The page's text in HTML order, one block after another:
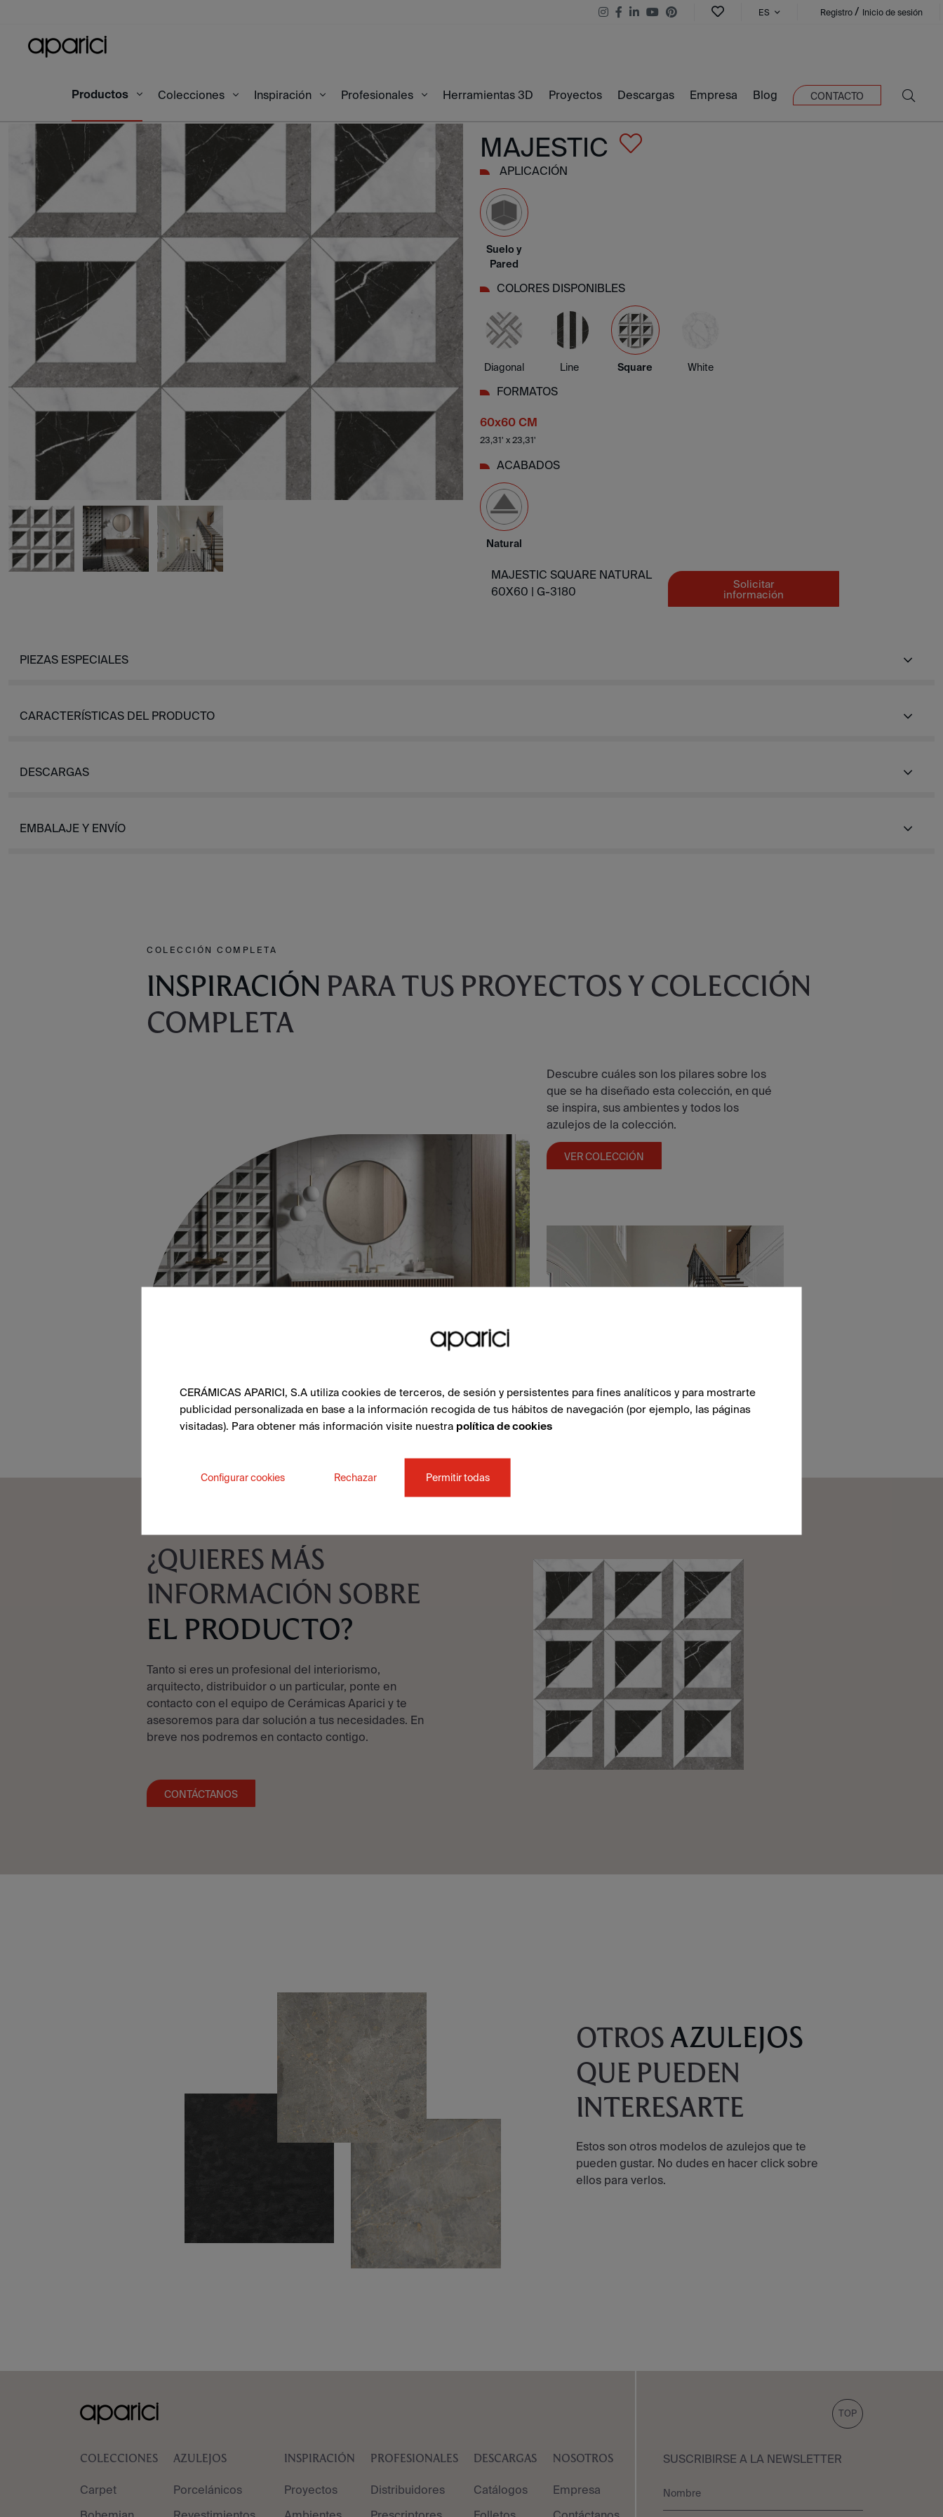
ES Registro / Inicio de sesión
Productos Colecciones Inspiración Profesionales Herramientas 3D Proyectos Descargas Empresa Blog CONTACTO
Productos Majestic Square Natural 60X60
MAJESTIC
APLICACIÓN
Suelo y
Pared
COLORES DISPONIBLES
Diagonal Line Square White
FORMATOS
60x60 CM
23,31' x 23,31'
ACABADOS
Natural
MAJESTIC SQUARE NATURAL
60X60 | G-3180
Solicitar
información
PIEZAS ESPECIALES
CARACTERÍSTICAS DEL PRODUCTO
DESCARGAS
EMBALAJE Y ENVÍO
COLECCIÓN COMPLETA
INSPIRACIÓN PARA TUS PROYECTOS Y COLECCIÓN
COMPLETA
Descubre cuáles son los pilares sobre los
que se ha diseñado esta colección, en qué
se inspira, sus ambientes y todos los
azulejos de la colección.
VER COLECCIÓN
¿QUIERES MÁS
INFORMACIÓN SOBRE
EL PRODUCTO?
Tanto si eres un profesional del interiorismo,
arquitecto, distribuidor o un particular, ponte en
contacto con el equipo de Cerámicas Aparici y te
asesoremos para dar solución a tus necesidades. En
breve nos podremos en contacto contigo.
CONTÁCTANOS
OTROS AZULEJOS
QUE PUEDEN
INTERESARTE
Estos son otros modelos de azulejos que te
pueden gustar. No dudes en hacer click sobre
ellos para verlos.
TOP
COLECCIONES
Carpet
AZULEJOS
Porcelánicos
INSPIRACIÓN
Proyectos
PROFESIONALES
Distribuidores
DESCARGAS
Catálogos
NOSOTROS
Empresa
SUSCRIBIRSE A LA NEWSLETTER
CERÁMICAS APARICI, S.A utiliza cookies de terceros, de sesión y persistentes para fines analíticos y para mostrarte
publicidad personalizada en base a la información recogida de tus hábitos de navegación (por ejemplo, las páginas
visitadas). Para obtener más información visite nuestra política de cookies
Configurar cookies Rechazar Permitir todas